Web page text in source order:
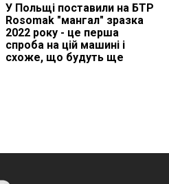
У Польщі поставили на БТР
Rosomak "мангал" зразка
2022 року - це перша
спроба на цій машині і
схоже, що будуть ще